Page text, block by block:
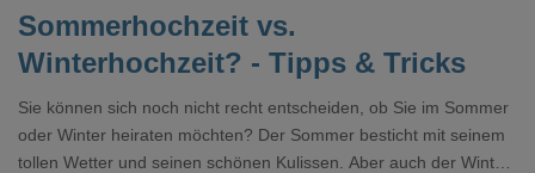
Sommerhochzeit vs.
Winterhochzeit? - Tipps & Tricks
Sie können sich noch nicht recht entscheiden, ob Sie im Sommer
oder Winter heiraten möchten? Der Sommer besticht mit seinem
tollen Wetter und seinen schönen Kulissen. Aber auch der Winter